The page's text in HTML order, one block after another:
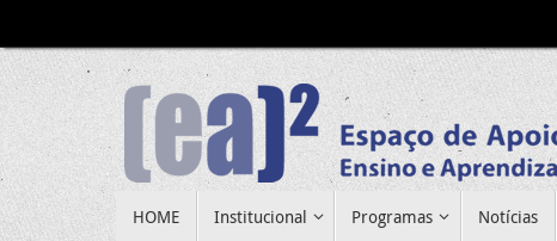
para
conteúdo
para
HOME Institucional Programas Notícias